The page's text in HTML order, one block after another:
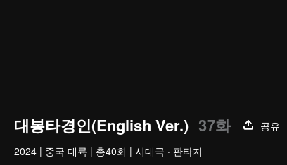
대봉타경인(English Ver.) 37화
공유
2024 | 중국 대륙 | 총40회 | 시대극 · 판타지